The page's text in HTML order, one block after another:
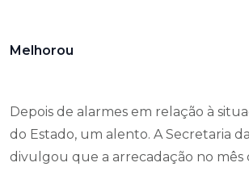
Melhorou
Depois de alarmes em relação à
do Estado, um alento. A Secretaria
divulgou que a arrecadação no mês